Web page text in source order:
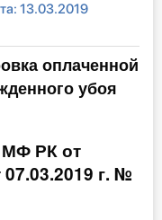
13.03.2019
оплаченной
убоя
МФ РК от
07.03.2019 г. №